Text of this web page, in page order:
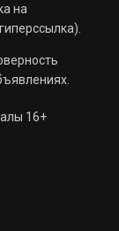
на
16+